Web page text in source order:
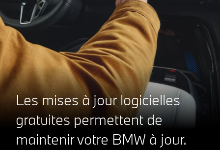
Les mises à jour logicielles
gratuites permettent de
maintenir votre BMW à jour.